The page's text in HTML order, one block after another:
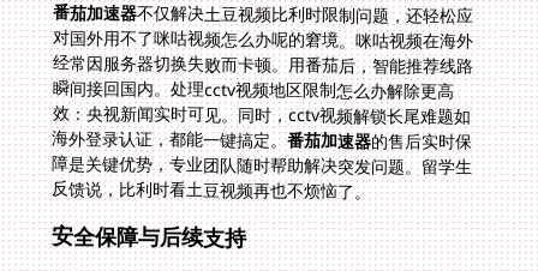
番茄加速器不仅解决土豆视频比利时限制问题，还轻松应
对国外用不了咪咕视频怎么办呢的窘境。咪咕视频在海外
经常因服务器切换失败而卡顿。用番茄后，智能推荐线路
瞬间接回国内。处理cctv视频地区限制怎么办解除更高
效：央视新闻实时可见。同时，cctv视频解锁长尾难题如
海外登录认证，都能一键搞定。番茄加速器的售后实时保
障是关键优势，专业团队随时帮助解决突发问题。留学生
反馈说，比利时看土豆视频再也不烦恼了。
安全保障与后续支持